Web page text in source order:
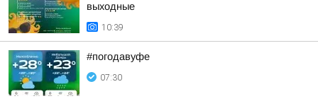
выходные
10:39
#погодавуфе
07:30